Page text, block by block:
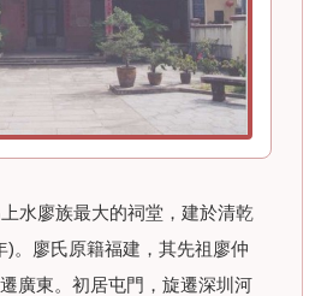
水廖族最大的祠堂，建於清乾
)。廖氏原籍福建，其先祖廖仲
廣東。初居屯門，旋遷深圳河